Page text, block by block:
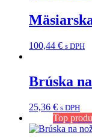
100,44 € s DPH
Brúska
25,36 € s DPH
Top